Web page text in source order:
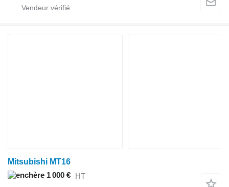
Mitsubishi MT16
1 000 € HT